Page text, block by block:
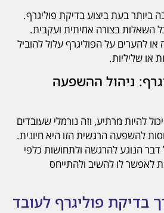
ביותר בעת ביצוע בדיקת פוליגרף.
השאלות בצורה אמיתית ועקבית.
או להערים על הפוליגרף עלול להוביל
או שליליות.
ניהול ההשפעה
להיות מרתיע, וזה נורמלי שעובדים
להשפעה הרגשית הזו היא חיונית.
הנוגע להרגשה ולתחושות כלפי
לאפשר לו להשיב ולהתייחס
בדיקת פוליגרף לעובד